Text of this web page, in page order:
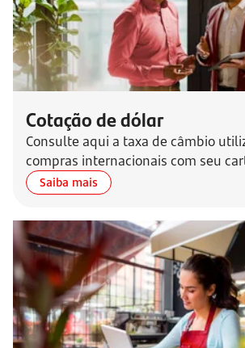
Cotação de dólar
Consulte aqui a taxa de câmbio
compras internacionais com seu
Saiba mais